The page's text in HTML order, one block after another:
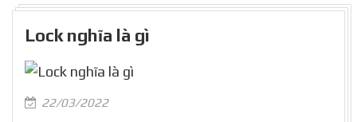
Lock nghĩa là gì
22/03/2022